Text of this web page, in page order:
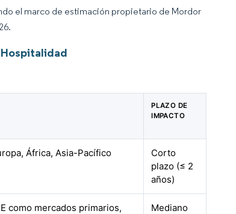
el marco de estimación propietario de Mordor
PLAZO DE
IMPACTO
África, Asia-Pacífico
Corto
plazo (≤ 2
años)
como mercados primarios,
Mediano